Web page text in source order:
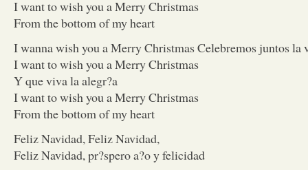
I want to wish you a Merry Christmas
From the bottom of my heart
I wanna wish you a Merry Christmas Celebremos juntos la
I want to wish you a Merry Christmas
Y que viva la alegr?a
I want to wish you a Merry Christmas
From the bottom of my heart
Feliz Navidad, Feliz Navidad,
Feliz Navidad, pr?spero a?o y felicidad